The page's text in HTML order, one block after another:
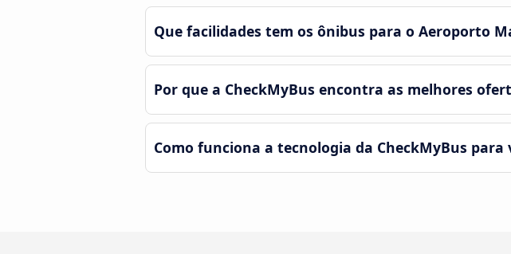
Que facilidades tem os ônibus para o Aeroporto
Por que a CheckMyBus encontra as melhores
Como funciona a tecnologia da CheckMyBus